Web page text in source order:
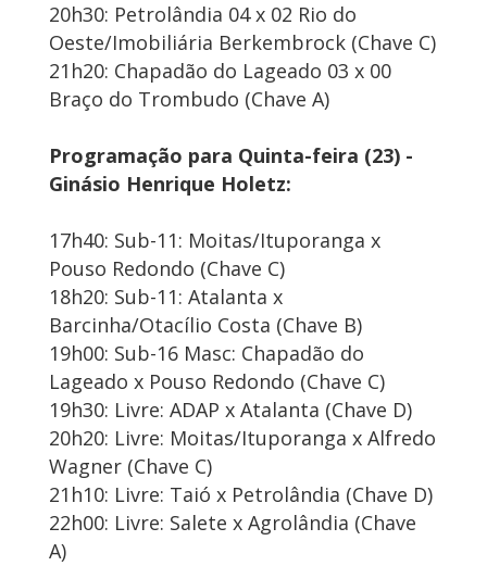
20h30: Petrolândia 04 x 02 Rio do
Oeste/Imobiliária Berkembrock (Chave C)
21h20: Chapadão do Lageado 03 x 00
Braço do Trombudo (Chave A)
Programação para Quinta-feira (23) -
Ginásio Henrique Holetz:
17h40: Sub-11: Moitas/Ituporanga x
Pouso Redondo (Chave C)
18h20: Sub-11: Atalanta x
Barcinha/Otacílio Costa (Chave B)
19h00: Sub-16 Masc: Chapadão do
Lageado x Pouso Redondo (Chave C)
19h30: Livre: ADAP x Atalanta (Chave D)
20h20: Livre: Moitas/Ituporanga x Alfredo
Wagner (Chave C)
21h10: Livre: Taió x Petrolândia (Chave D)
22h00: Livre: Salete x Agrolândia (Chave
A)